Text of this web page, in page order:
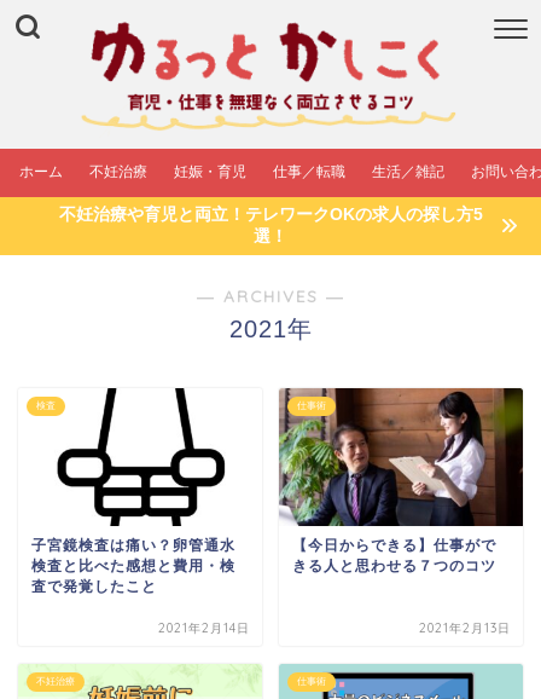
ホーム 不妊治療 妊娠・育児 仕事／転職 生活／雑記 お問い合
不妊治療や育児と両立！テレワークOKの求人の探し方5
選！
― ARCHIVES ―
2021年
検査
子宮鏡検査は痛い？卵管通水
検査と比べた感想と費用・検
査で発覚したこと
2021年2月14日
仕事術
【今日からできる】仕事がで
きる人と思わせる７つのコツ
2021年2月13日
不妊治療 仕事術